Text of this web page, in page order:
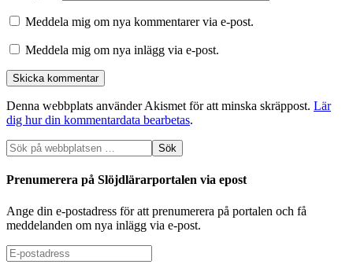
Meddela mig om nya kommentarer via e-post.
Meddela mig om nya inlägg via e-post.
Denna webbplats använder Akismet för att minska skräppost. Lär
dig hur din kommentardata bearbetas.
Prenumerera på Slöjdlärarportalen via epost
Ange din e-postadress för att prenumerera på portalen och få
meddelanden om nya inlägg via e-post.
E-